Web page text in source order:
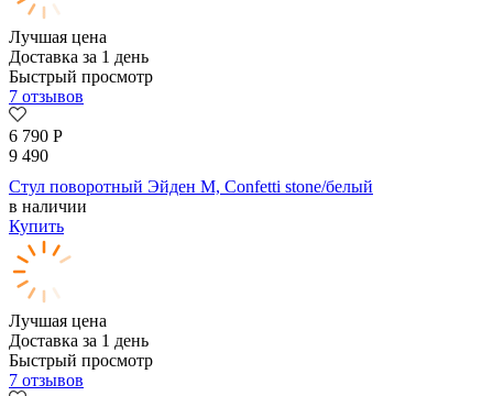
Лучшая цена
Доставка за 1 день
Быстрый просмотр
7 отзывов
6 790 Р
9 490
Стул поворотный Эйден М, Confetti stone/белый
в наличии
Купить
Лучшая цена
Доставка за 1 день
Быстрый просмотр
7 отзывов